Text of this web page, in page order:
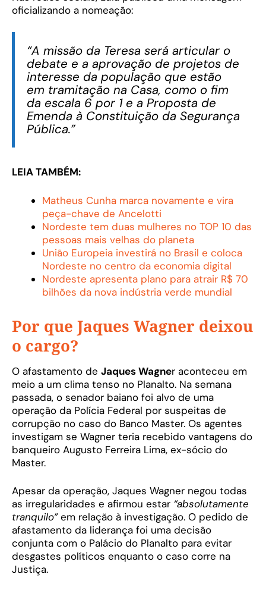
oficializando a nomeação:
“A missão da Teresa será articular o
debate e a aprovação de projetos de
interesse da população que estão
em tramitação na Casa, como o fim
da escala 6 por 1 e a Proposta de
Emenda à Constituição da Segurança
Pública.”
LEIA TAMBÉM:
Matheus Cunha marca novamente e vira
peça-chave de Ancelotti
Nordeste tem duas mulheres no TOP 10 das
pessoas mais velhas do planeta
União Europeia investirá no Brasil e coloca
Nordeste no centro da economia digital
Nordeste apresenta plano para atrair R$ 70
bilhões da nova indústria verde mundial
Por que Jaques Wagner deixou
o cargo?
O afastamento de Jaques Wagner aconteceu em
meio a um clima tenso no Planalto. Na semana
passada, o senador baiano foi alvo de uma
operação da Polícia Federal por suspeitas de
corrupção no caso do Banco Master. Os agentes
investigam se Wagner teria recebido vantagens do
banqueiro Augusto Ferreira Lima, ex-sócio do
Master.
Apesar da operação, Jaques Wagner negou todas
as irregularidades e afirmou estar “absolutamente
tranquilo”em relação à investigação. O pedido de
afastamento da liderança foi uma decisão
conjunta com o Palácio do Planalto para evitar
desgastes políticos enquanto o caso corre na
Justiça.